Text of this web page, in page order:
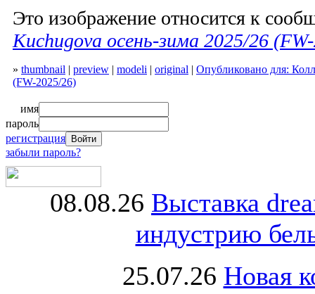
Это изображение относится к
Kuchugova осень-зима 2025/26
» thumbnail | preview | modeli | original | Опубликовано для:
(FW-2025/26)
имя
пароль
регистрация
забыли пароль?
08.08.26 Выставка
индустрию
25.07.26 Новая